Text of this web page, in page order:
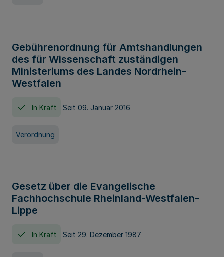
Gebührenordnung für Amtshandlungen
des für Wissenschaft zuständigen
Ministeriums des Landes Nordrhein-
Westfalen
In Kraft Seit 09. Januar 2016
Verordnung
Gesetz über die Evangelische
Fachhochschule Rheinland-Westfalen-
Lippe
In Kraft Seit 29. Dezember 1987